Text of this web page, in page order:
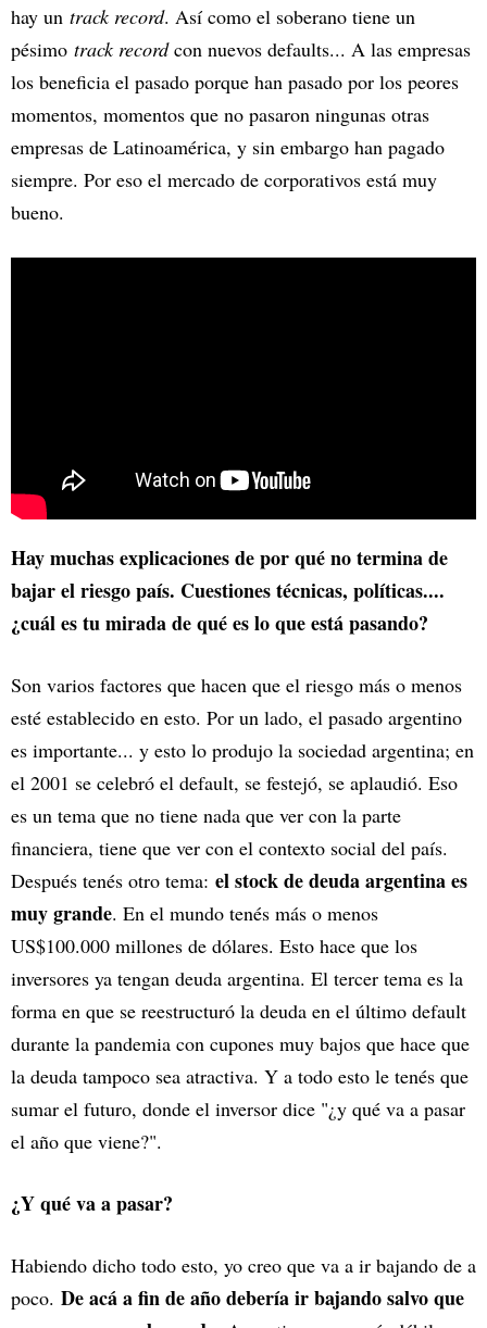
hay un track record. Así como el soberano tiene un
pésimo track recordcon nuevos defaults... A las empresas
los beneficia el pasado porque han pasado por los peores
momentos, momentos que no pasaron ningunas otras
empresas de Latinoamérica, y sin embargo han pagado
siempre. Por eso el mercado de corporativos está muy
bueno.
Hay muchas explicaciones de por qué no termina de
bajar el riesgo país. Cuestiones técnicas, políticas....
¿cuál es tu mirada de qué es lo que está pasando?
Son varios factores que hacen que el riesgo más o menos
esté establecido en esto. Por un lado, el pasado argentino
es importante... y esto lo produjo la sociedad argentina; en
el 2001 se celebró el default, se festejó, se aplaudió. Eso
es un tema que no tiene nada que ver con la parte
financiera, tiene que ver con el contexto social del país.
Después tenés otro tema: el stock de deuda argentina es
muy grande. En el mundo tenés más o menos
US$100.000 millones de dólares. Esto hace que los
inversores ya tengan deuda argentina. El tercer tema es la
forma en que se reestructuró la deuda en el último default
durante la pandemia con cupones muy bajos que hace que
la deuda tampoco sea atractiva. Y a todo esto le tenés que
sumar el futuro, donde el inversor dice "¿y qué va a pasar
el año que viene?".
¿Y qué va a pasar?
Habiendo dicho todo esto, yo creo que va a ir bajando de a
poco. De acá a fin de año debería ir bajando salvo que